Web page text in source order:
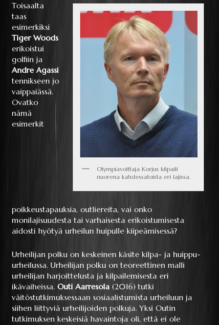
Olympiavoittaja Korjus kilpaili
nuorena kahdessatoista eri lajissa.
Toisaalta
taas
esimerkiksi
Tiger Woods
erikoistui
golfiin ja
Andre Agassi
tennikseen jo
vaippaiässä.
Ovatko
nämä
esimerkit
poikkeustapauksia, outliereita, vai onko
monilajisuudesta tai varhaisesta erikoistumisesta
aidosti hyötyä urheilun huipulle kiipeämisessä?
Urheilijan polku on keskeinen käsite kilpa- ja huippu-
urheilussa. Urheilijan polku on teoreettinen malli
urheilijan harjoittelusta ja kilpailemisesta eri
ikävaiheissa. Outi Aarresola (2016) tutki
väitöstutkimuksessaan sosiaalistumista urheiluun ja
siihen liittyviä urheilijoiden polkuja. Yksi Outin
tutkimuksen keskeisiä havaintoja oli, että ei ole